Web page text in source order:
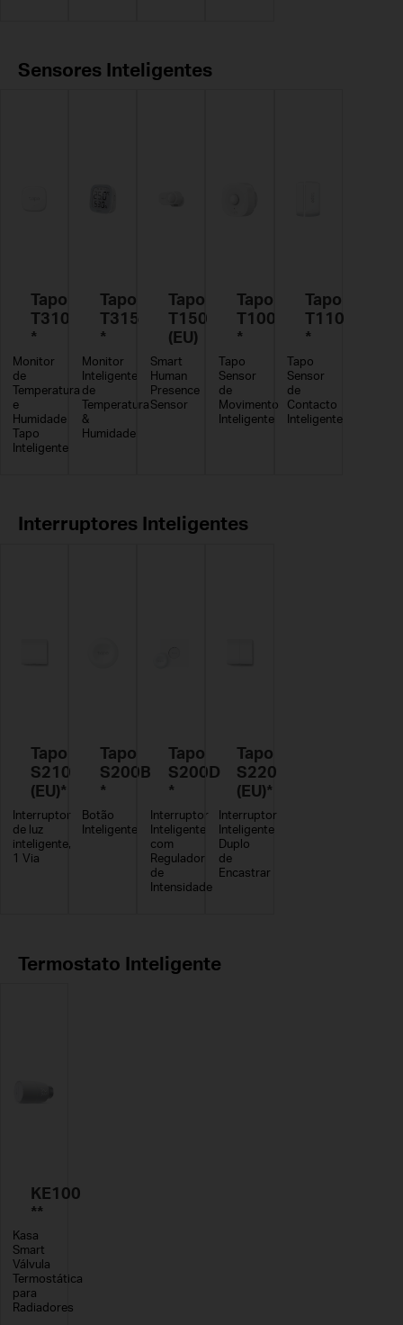
Sensores Inteligentes
Tapo
T310
*
Monitor
de
Temperatura
e
Humidade
Tapo
Inteligente
Tapo
T315
*
Monitor
Inteligente
de
Temperatura
&
Humidade
Tapo
T150
(EU)
Smart
Human
Presence
Sensor
Tapo
T100
*
Tapo
Sensor
de
Movimento
Inteligente
Tapo
T110
*
Tapo
Sensor
de
Contacto
Inteligente
Interruptores Inteligentes
Tapo
S210
(EU)*
Interruptor
de luz
inteligente,
1 Via
Tapo
S200B
*
Botão
Inteligente
Tapo
S200D
*
Interruptor
Inteligente
com
Regulador
de
Intensidade
Tapo
S220
(EU)*
Interruptor
Inteligente
Duplo
de
Encastrar
Termostato Inteligente
KE100
**
Kasa
Smart
Válvula
Termostática
para
Radiadores